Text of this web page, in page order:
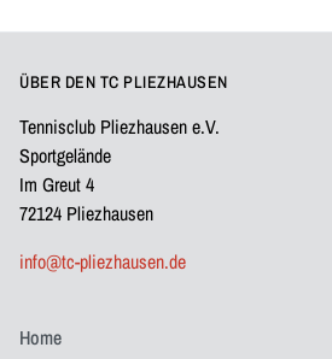
ÜBER DEN TC PLIEZHAUSEN
Tennisclub Pliezhausen e.V.
Sportgelände
Im Greut 4
72124 Pliezhausen
info@tc-pliezhausen.de
Home